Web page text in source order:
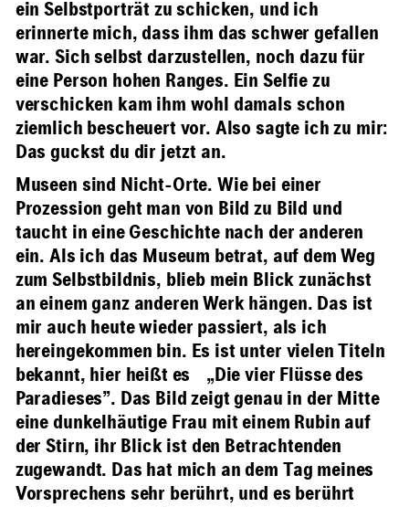
ein Selbstporträt zu schicken, und ich
erinnerte mich, dass ihm das schwer gefallen
war. Sich selbst darzustellen, noch dazu für
eine Person hohen Ranges. Ein Selfie zu
verschicken kam ihm wohl damals schon
ziemlich bescheuert vor. Also sagte ich zu mir:
Das guckst du dir jetzt an.
Museen sind Nicht-Orte. Wie bei einer
Prozession geht man von Bild zu Bild und
taucht in eine Geschichte nach der anderen
ein. Als ich das Museum betrat, auf dem Weg
zum Selbstbildnis, blieb mein Blick zunächst
an einem ganz anderen Werk hängen. Das ist
mir auch heute wieder passiert, als ich
hereingekommen bin. Es ist unter vielen Titeln
bekannt, hier heißt es „Die vier Flüsse des
Paradieses”. Das Bild zeigt genau in der Mitte
eine dunkelhäutige Frau mit einem Rubin auf
der Stirn, ihr Blick ist den Betrachtenden
zugewandt. Das hat mich an dem Tag meines
Vorsprechens sehr berührt, und es berührt